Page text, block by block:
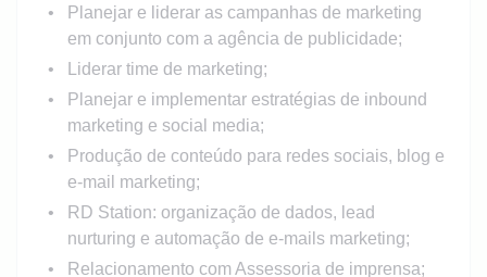
Planejar e liderar as campanhas de marketing
em conjunto com a agência de publicidade;
Liderar time de marketing;
Planejar e implementar estratégias de inbound
marketing e social media;
Produção de conteúdo para redes sociais, blog e
e-mail marketing;
RD Station: organização de dados, lead
nurturing e automação de e-mails marketing;
Relacionamento com Assessoria de imprensa;